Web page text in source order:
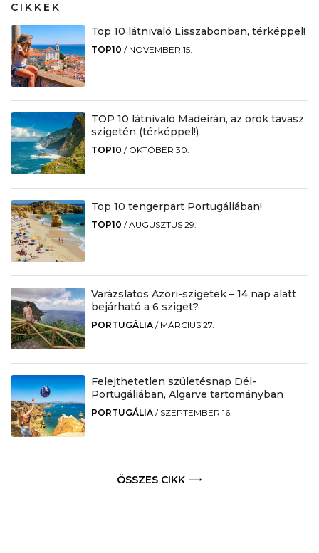
CIKKEK
Top 10 látnivaló Lisszabonban, térképpel!
TOP10 / NOVEMBER 15.
TOP 10 látnivaló Madeirán, az örök tavasz
szigetén (térképpel!)
TOP10 / OKTÓBER 30.
Top 10 tengerpart Portugáliában!
TOP10 /AUGUSZTUS 29.
Varázslatos Azori-szigetek – 14 nap alatt
bejárható a 6 sziget?
PORTUGÁLIA / MÁRCIUS 27.
Felejthetetlen születésnap Dél-
Portugáliában, Algarve tartományban
PORTUGÁLIA / SZEPTEMBER 16.
ÖSSZES CIKK